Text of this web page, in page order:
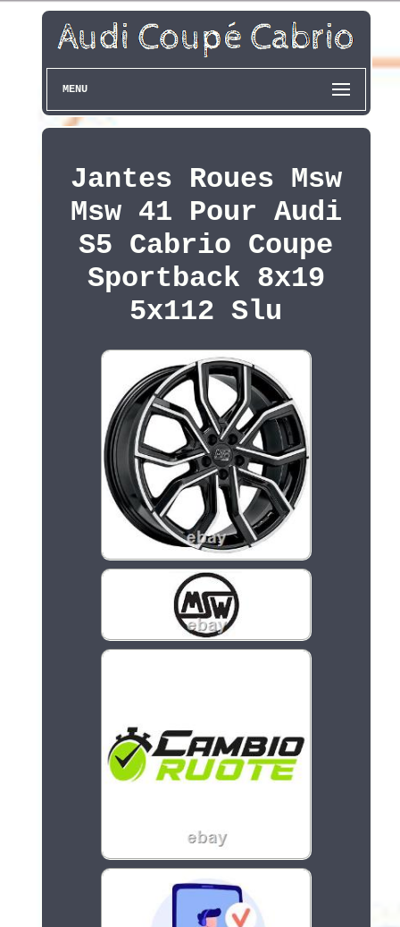
MENU
Jantes Roues Msw
Msw 41 Pour Audi
S5 Cabrio Coupe
Sportback 8x19
5x112 Slu